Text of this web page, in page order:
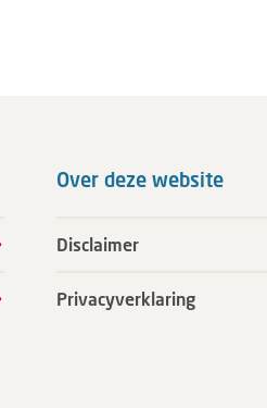
Over deze website
Disclaimer
Privacyverklaring